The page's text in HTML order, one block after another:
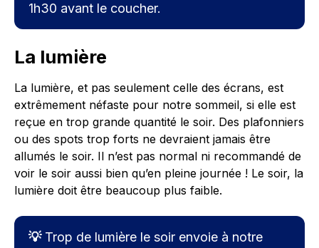
1h30 avant le coucher.
La lumière
La lumière, et pas seulement celle des écrans, est
extrêmement néfaste pour notre sommeil, si elle est
reçue en trop grande quantité le soir. Des plafonniers
ou des spots trop forts ne devraient jamais être
allumés le soir. Il n’est pas normal ni recommandé de
voir le soir aussi bien qu’en pleine journée ! Le soir, la
lumière doit être beaucoup plus faible.
💡 Trop de lumière le soir envoie à notre